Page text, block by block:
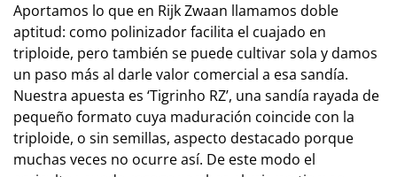
Aportamos lo que en Rijk Zwaan llamamos doble
aptitud: como polinizador facilita el cuajado en
triploide, pero también se puede cultivar sola y damos
un paso más al darle valor comercial a esa sandía.
Nuestra apuesta es ‘Tigrinho RZ’, una sandía rayada de
pequeño formato cuya maduración coincide con la
triploide, o sin semillas, aspecto destacado porque
muchas veces no ocurre así. De este modo el